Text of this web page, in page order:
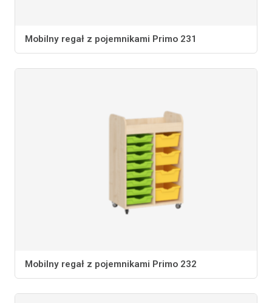
Mobilny regał z pojemnikami Primo 231
Mobilny regał z pojemnikami Primo 232